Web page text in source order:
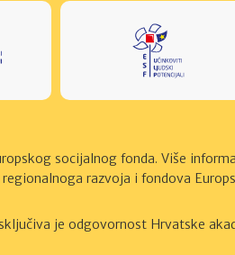
socijalnog fonda. Više
razvoja i fondova
je odgovornost Hrvatske